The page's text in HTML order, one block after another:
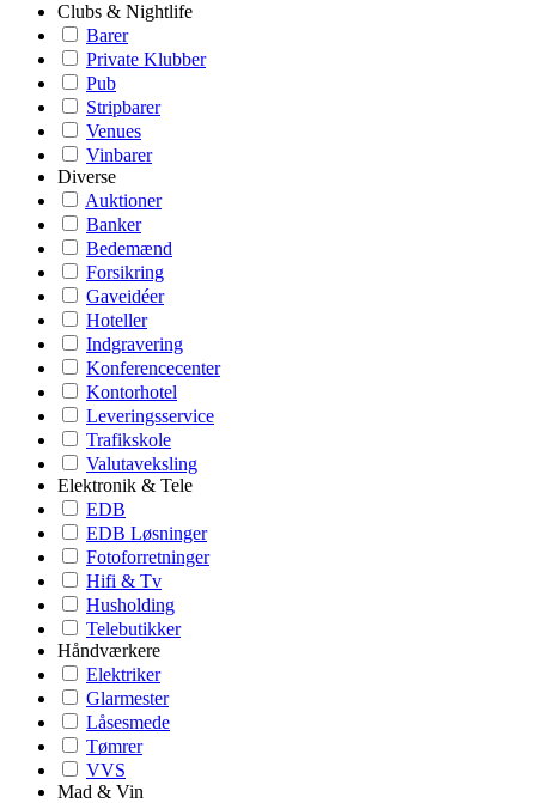
Clubs & Nightlife
Barer
Private Klubber
Pub
Stripbarer
Venues
Vinbarer
Diverse
Auktioner
Banker
Bedemænd
Forsikring
Gaveidéer
Hoteller
Indgravering
Konferencecenter
Kontorhotel
Leveringsservice
Trafikskole
Valutaveksling
Elektronik & Tele
EDB
EDB Løsninger
Fotoforretninger
Hifi & Tv
Husholding
Telebutikker
Håndværkere
Elektriker
Glarmester
Låsesmede
Tømrer
VVS
Mad & Vin